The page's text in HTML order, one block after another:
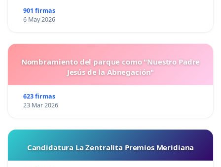
901 firmas
6 May 2026
Nombramiento del parque como "Nuestro Padre
Jesús de la Abnegación"
623 firmas
23 Mar 2026
Candidatura La Zentralita Premios Meridiana